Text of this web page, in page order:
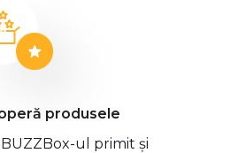
produsele
ul primit și